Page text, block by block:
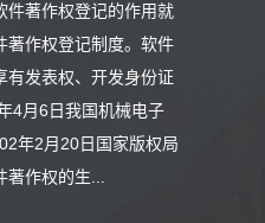
件著作权登记的作用就
著作权登记制度。软件
有发表权、开发身份证
4月6日我国机械电子
年2月20日国家版权局
作权的生...